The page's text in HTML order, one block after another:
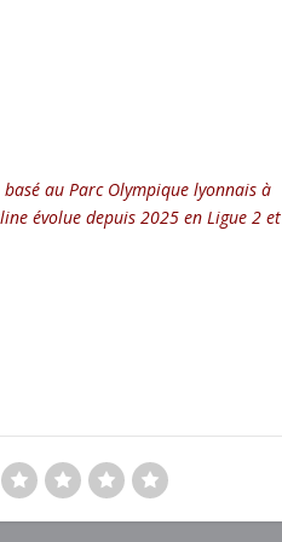
au Parc Olympique lyonnais à
évolue depuis 2025 en Ligue 2 et